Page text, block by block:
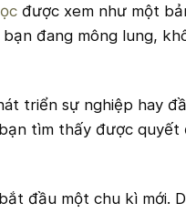
được xem như một
đang mông lung,
triển sự nghiệp hay
tìm thấy được quyết
đầu một chu kì mới.